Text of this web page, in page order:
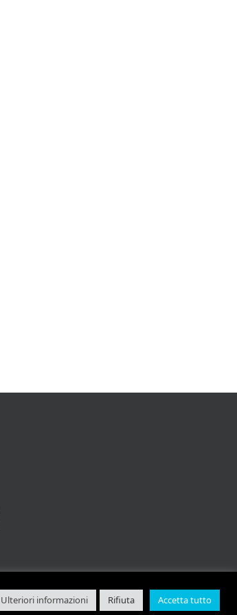
Ulteriori informazioni Rifiuta Accetta tutto